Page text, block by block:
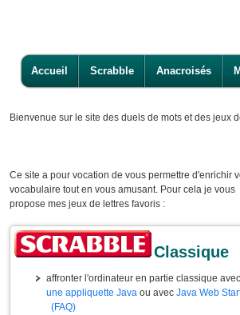
Accueil Scrabble Anacroisés
Bienvenue sur le site des duels de mots et des jeux
Ce site a pour vocation de vous permettre d'enrichir
vocabulaire tout en vous amusant. Pour cela je vous
propose mes jeux de lettres favoris :
Classique
affronter l'ordinateur en partie classique avec
une appliquette Java ou avec Java Web
(FAQ)